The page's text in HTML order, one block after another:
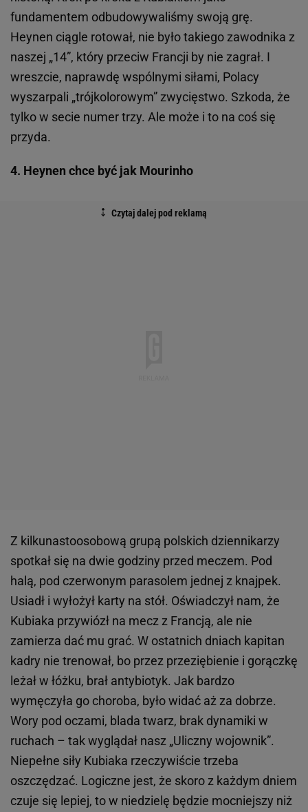
fundamentem odbudowywaliśmy swoją grę.
Heynen ciągle rotował, nie było takiego zawodnika z
naszej „14”, który przeciw Francji by nie zagrał. I
wreszcie, naprawdę wspólnymi siłami, Polacy
wyszarpali „trójkolorowym” zwycięstwo. Szkoda, że
tylko w secie numer trzy. Ale może i to na coś się
przyda.
4. Heynen chce być jak Mourinho
Z kilkunastoosobową grupą polskich dziennikarzy
spotkał się na dwie godziny przed meczem. Pod
halą, pod czerwonym parasolem jednej z knajpek.
Usiadł i wyłożył karty na stół. Oświadczył nam, że
Kubiaka przywiózł na mecz z Francją, ale nie
zamierza dać mu grać. W ostatnich dniach kapitan
kadry nie trenował, bo przez przeziębienie i gorączkę
leżał w łóżku, brał antybiotyk. Jak bardzo
wymęczyła go choroba, było widać aż za dobrze.
Wory pod oczami, blada twarz, brak dynamiki w
ruchach – tak wyglądał nasz „Uliczny wojownik”.
Niepełne siły Kubiaka rzeczywiście trzeba
oszczędzać. Logiczne jest, że skoro z każdym dniem
czuje się lepiej, to w niedzielę będzie mocniejszy niż